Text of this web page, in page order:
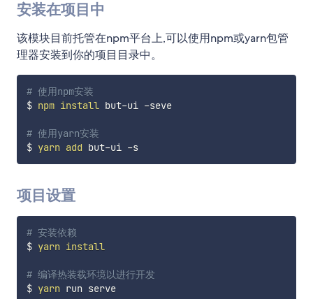
安装在项目中
该模块目前托管在npm平台上,可以使用npm或yarn包管
理器安装到你的项目目录中。
# 使用npm安装
$ npm install but-ui -seve
# 使用yarn安装
$ yarn add but-ui -s
项目设置
# 安装依赖
$ yarn install
# 编译热装载环境以进行开发
$ yarn run serve